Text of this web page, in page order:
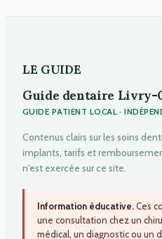
LE GUIDE
Guide dentaire
GUIDE PATIENT LOCAL ·
Contenus clairs sur les soins
implants, tarifs et
n'est exercée sur ce site.
Information éducative.Ces
une consultation chez un
médical, un diagnostic ou un